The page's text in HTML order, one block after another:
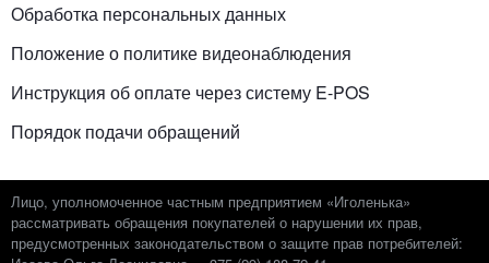
Обработка персональных данных
Положение о политике видеонаблюдения
Инструкция об оплате через систему E-POS
Порядок подачи обращений
Лицо, уполномоченное частным предприятием «Иголенька»
рассматривать обращения покупателей о нарушении их прав,
предусмотренных законодательством о защите прав потребителей: